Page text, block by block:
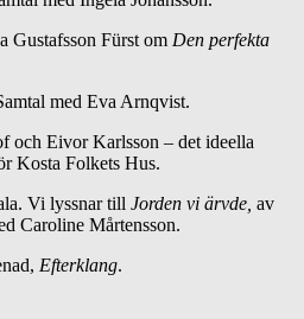
Gustafsson Fürst om Den perfekta
med Eva Arnqvist.
och Eivor Karlsson – det ideella
Kosta Folkets Hus.
Vi lyssnar till Jorden vi ärvde, av
Caroline Mårtensson.
Efterklang.